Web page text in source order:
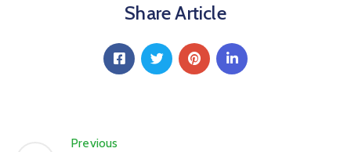
Share Article
Previous